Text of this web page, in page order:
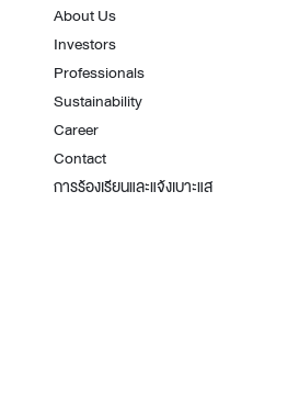
About Us
Investors
Professionals
Sustainability
Career
Contact
การร้องเรียนและแจ้งเบาะแส